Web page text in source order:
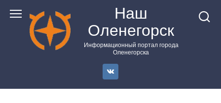
контенту
Наш
Оленегорск
Информационный портал города
Оленегорска